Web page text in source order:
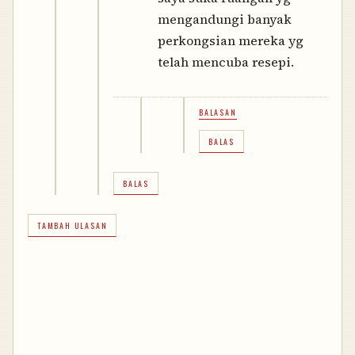
mengandungi banyak
perkongsian mereka yg
telah mencuba resepi.
BALASAN
BALAS
BALAS
TAMBAH ULASAN